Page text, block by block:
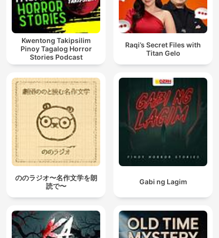
Kwentong Takipsilim
Pinoy Tagalog Horror
Stories Podcast
Raqi’s Secret Files with
Titan Gelo
ののラジオ〜名作文学を朗
読で〜
Gabi ng Lagim